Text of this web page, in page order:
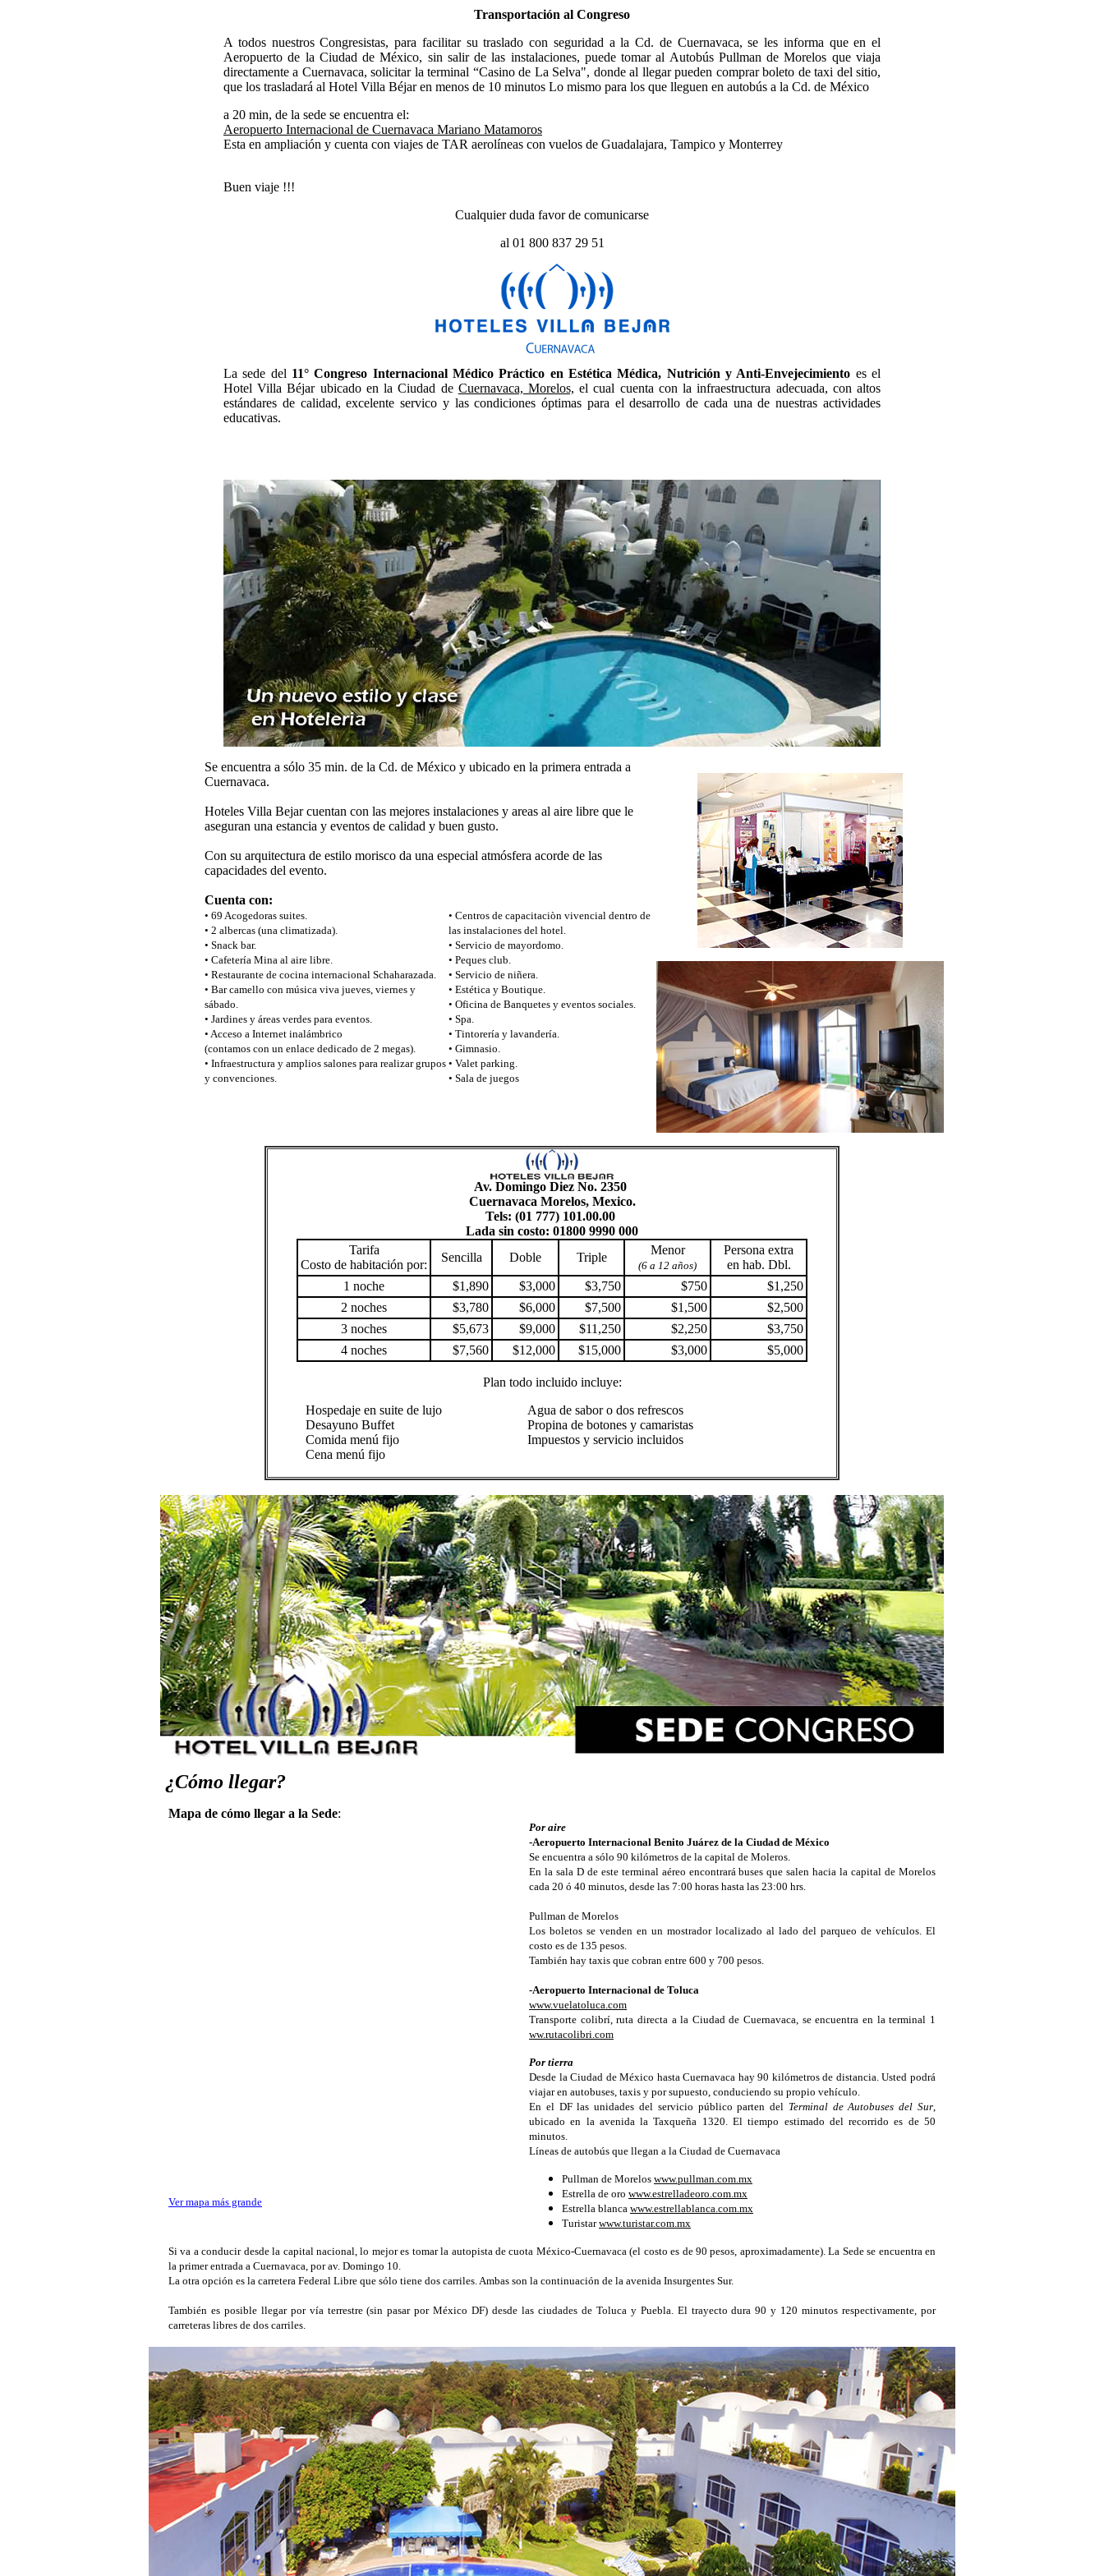
Transportación al Congreso
A todos nuestros Congresistas, para facilitar su traslado con seguridad a la Cd. de Cuernavaca, se les informa que en el
Aeropuerto de la Ciudad de México, sin salir de las instalaciones, puede tomar al Autobús Pullman de Morelos que viaja
directamente a Cuernavaca, solicitar la terminal “Casino de La Selva", donde al llegar pueden comprar boleto de taxi del sitio,
que los trasladará al Hotel Villa Béjar en menos de 10 minutos Lo mismo para los que lleguen en autobús a la Cd. de México
a 20 min, de la sede se encuentra el:
Aeropuerto Internacional de Cuernavaca Mariano Matamoros
Esta en ampliación y cuenta con viajes de TAR aerolíneas con vuelos de Guadalajara, Tampico y Monterrey
Buen viaje !!!
Cualquier duda favor de comunicarse
al 01 800 837 29 51
La sede del 11° Congreso Internacional Médico Práctico en Estética Médica, Nutrición y Anti-Envejecimiento es el
Hotel Villa Béjar ubicado en la Ciudad de Cuernavaca, Morelos, el cual cuenta con la infraestructura adecuada, con altos
estándares de calidad, excelente servico y las condiciones óptimas para el desarrollo de cada una de nuestras actividades
educativas.
Se encuentra a sólo 35 min. de la Cd. de México y ubicado en la primera entrada a
Cuernavaca.
Hoteles Villa Bejar cuentan con las mejores instalaciones y areas al aire libre que le
aseguran una estancia y eventos de calidad y buen gusto.
Con su arquitectura de estilo morisco da una especial atmósfera acorde de las
capacidades del evento.
Cuenta con:
• 69 Acogedoras suites.
• 2 albercas (una climatizada).
• Snack bar.
• Cafetería Mina al aire libre.
• Restaurante de cocina internacional Schaharazada.
• Bar camello con música viva jueves, viernes y
sábado.
• Jardines y áreas verdes para eventos.
• Acceso a Internet inalámbrico
(contamos con un enlace dedicado de 2 megas).
• Infraestructura y amplios salones para realizar grupos
y convenciones.
• Centros de capacitaciòn vivencial dentro de
las instalaciones del hotel.
• Servicio de mayordomo.
• Peques club.
• Servicio de niñera.
• Estética y Boutique.
• Oficina de Banquetes y eventos sociales.
• Spa.
• Tintorería y lavandería.
• Gimnasio.
• Valet parking.
• Sala de juegos
Av. Domingo Diez No. 2350
Cuernavaca Morelos, Mexico.
Tels: (01 777) 101.00.00
Lada sin costo: 01800 9990 000
Tarifa
Costo de habitación por:
Sencilla Doble Triple
Menor
(6 a 12 años)
Persona extra
en hab. Dbl.
1 noche
$1,890 $3,000 $3,750 $750
$1,250
2 noches
$3,780 $6,000 $7,500 $1,500
$2,500
3 noches
$5,673 $9,000 $11,250 $2,250
$3,750
4 noches
$7,560 $12,000 $15,000 $3,000 $5,000
Plan todo incluido incluye:
Hospedaje en suite de lujo
Desayuno Buffet
Comida menú fijo
Cena menú fijo
Agua de sabor o dos refrescos
Propina de botones y camaristas
Impuestos y servicio incluidos
¿Cómo llegar?
Mapa de cómo llegar a la Sede:
Ver mapa más grande
Por aire
-Aeropuerto Internacional Benito Juárez de la Ciudad de México
Se encuentra a sólo 90 kilómetros de la capital de Moleros.
En la sala D de este terminal aéreo encontrará buses que salen hacia la capital de Morelos
cada 20 ó 40 minutos, desde las 7:00 horas hasta las 23:00 hrs.
Pullman de Morelos
Los boletos se venden en un mostrador localizado al lado del parqueo de vehículos. El
costo es de 135 pesos.
También hay taxis que cobran entre 600 y 700 pesos.
-Aeropuerto Internacional de Toluca
www.vuelatoluca.com
Transporte colibrí, ruta directa a la Ciudad de Cuernavaca, se encuentra en la terminal 1
ww.rutacolibri.com
Por tierra
Desde la Ciudad de México hasta Cuernavaca hay 90 kilómetros de distancia. Usted podrá
viajar en autobuses, taxis y por supuesto, conduciendo su propio vehículo.
En el DF las unidades del servicio público parten del Terminal de Autobuses del Sur,
ubicado en la avenida la Taxqueña 1320. El tiempo estimado del recorrido es de 50
minutos.
Líneas de autobús que llegan a la Ciudad de Cuernavaca
Pullman de Morelos www.pullman.com.mx
Estrella de oro www.estrelladeoro.com.mx
Estrella blanca www.estrellablanca.com.mx
Turistarwww.turistar.com.mx
Si va a conducir desde la capital nacional, lo mejor es tomar la autopista de cuota México-Cuernavaca (el costo es de 90 pesos, aproximadamente). La Sede se encuentra en
la primer entrada a Cuernavaca, por av. Domingo 10.
La otra opción es la carretera Federal Libre que sólo tiene dos carriles. Ambas son la continuación de la avenida Insurgentes Sur.
También es posible llegar por vía terrestre (sin pasar por México DF) desde las ciudades de Toluca y Puebla. El trayecto dura 90 y 120 minutos respectivamente, por
carreteras libres de dos carriles.